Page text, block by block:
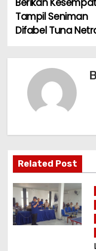
s
t
g
a
t
i
o
Berikan
Tampil Seniman
Difabel Tuna
Related Post